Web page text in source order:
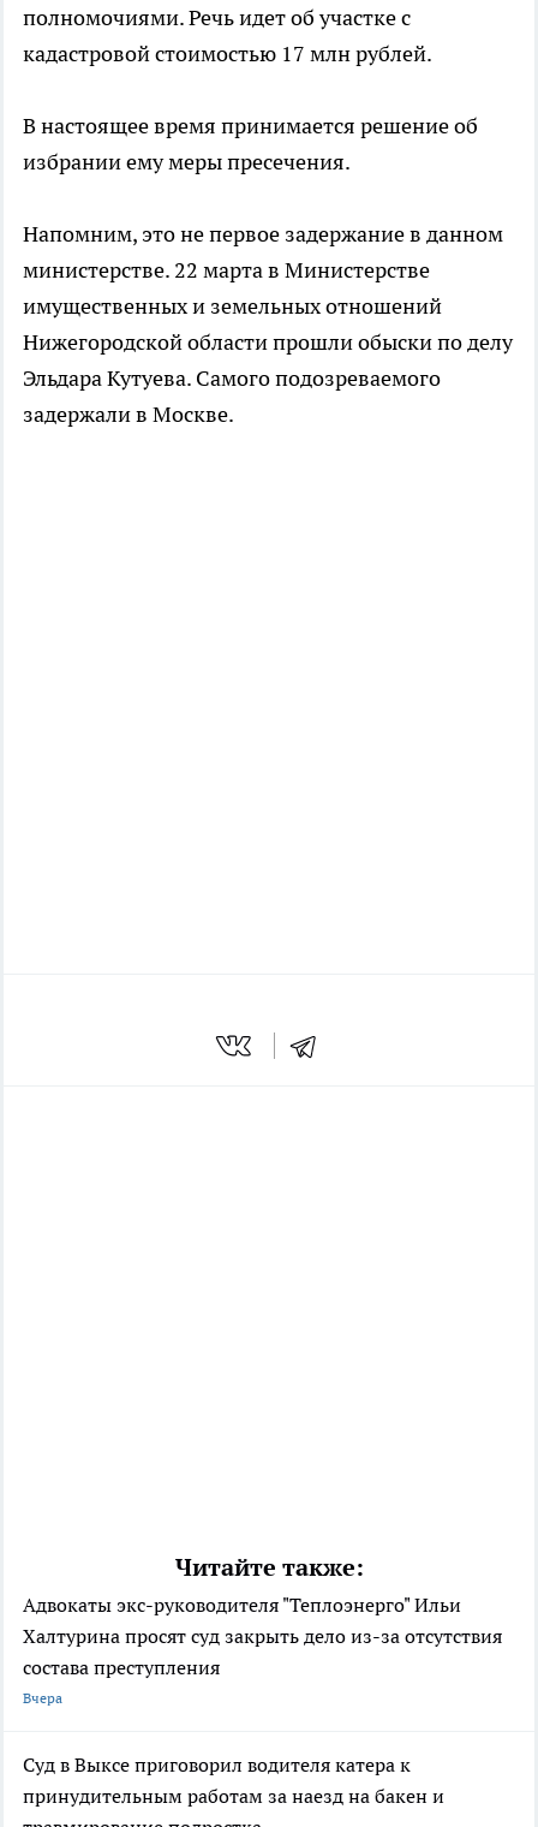
полномочиями. Речь идет об участке с
кадастровой стоимостью 17 млн рублей.
В настоящее время принимается решение об
избрании ему меры пресечения.
Напомним, это не первое задержание в данном
министерстве. 22 марта в Министерстве
имущественных и земельных отношений
Нижегородской области прошли обыски по делу
Эльдара Кутуева. Самого подозреваемого
задержали в Москве.
Читайте также:
Адвокаты экс-руководителя "Теплоэнерго" Ильи
Халтурина просят суд закрыть дело из-за отсутствия
состава преступления
Вчера
Суд в Выксе приговорил водителя катера к
принудительным работам за наезд на бакен и